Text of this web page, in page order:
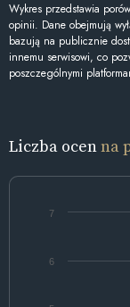
Wykres przedstawia
opinii. Dane obejmują
bazują na publicznie
innemu serwisowi, co
poszczególnymi
Liczba ocenna
6
7